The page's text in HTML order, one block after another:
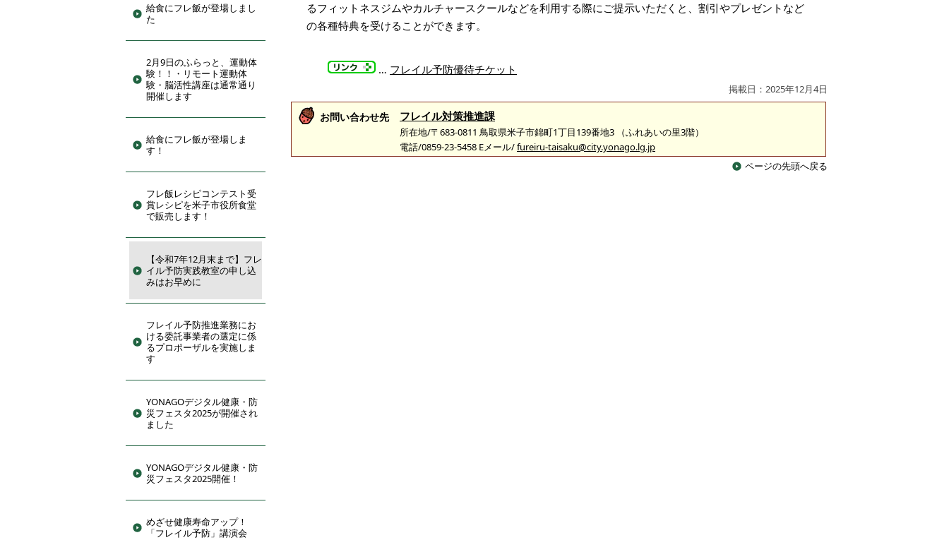
給食にフレ飯が登場しまし
た
2月9日のふらっと、運動体
験！！・リモート運動体
験・脳活性講座は通常通り
開催します
給食にフレ飯が登場しま
す！
フレ飯レシピコンテスト受
賞レシピを米子市役所食堂
で販売します！
【令和7年12月末まで】フレ
イル予防実践教室の申し込
みはお早めに
フレイル予防推進業務にお
ける委託事業者の選定に係
るプロポーザルを実施しま
す
YONAGOデジタル健康・防
災フェスタ2025が開催され
ました
YONAGOデジタル健康・防
災フェスタ2025開催！
めざせ健康寿命アップ！
「フレイル予防」講演会
るフィットネスジムやカルチャースクールなどを利用する際にご提示いただくと、割引やプレゼントなど
の各種特典を受けることができます。
… フレイル予防優待チケット
掲載日：2025年12月4日
お問い合わせ先 フレイル対策推進課
所在地/〒683-0811 鳥取県米子市錦町1丁目139番地3 （ふれあいの里3階）
電話/0859-23-5458 Eメール/fureiru-taisaku@city.yonago.lg.jp
ページの先頭へ戻る